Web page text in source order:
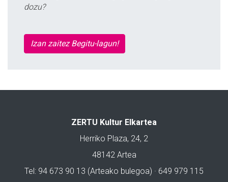
dozu?
Izan zaitez Begitu-lagun!
ZERTU Kultur Elkartea
Herriko Plaza, 24, 2
48142 Artea
Tel: 94 673 90 13 (Arteako bulegoa) · 649 979 115